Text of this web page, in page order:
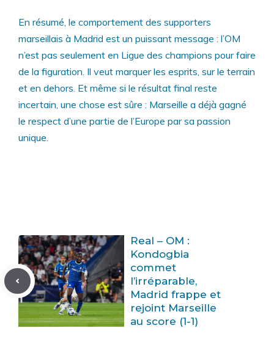
En résumé, le comportement des supporters
marseillais à Madrid est un puissant message : l’OM
n’est pas seulement en Ligue des champions pour faire
de la figuration. Il veut marquer les esprits, sur le terrain
et en dehors. Et même si le résultat final reste
incertain, une chose est sûre : Marseille a déjà gagné
le respect d’une partie de l’Europe par sa passion
unique.
Real – OM :
Kondogbia
commet
l’irréparable,
Madrid frappe et
rejoint Marseille
au score (1-1)